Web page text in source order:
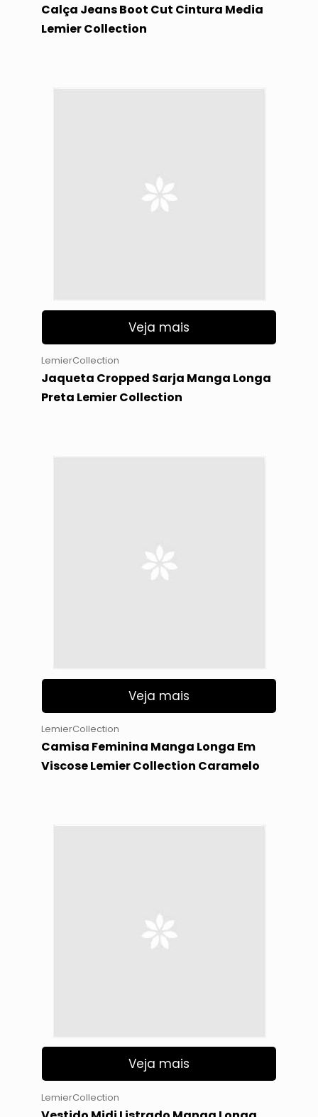
Calça Jeans Boot Cut Cintura Media
Lemier Collection
Veja mais
LemierCollection
Jaqueta Cropped Sarja Manga Longa
Preta Lemier Collection
Veja mais
LemierCollection
Camisa Feminina Manga Longa Em
Viscose Lemier Collection Caramelo
Veja mais
LemierCollection